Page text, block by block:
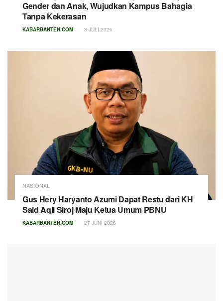
Gender dan Anak, Wujudkan Kampus Bahagia
Tanpa Kekerasan
KABARBANTEN.COM 3 JULI 2026
NASIONAL
Gus Hery Haryanto Azumi Dapat Restu dari KH
Said Aqil Siroj Maju Ketua Umum PBNU
KABARBANTEN.COM 27 JUNI 2026